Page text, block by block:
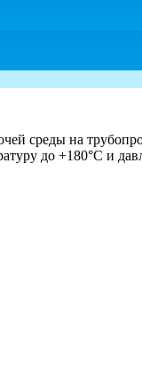
среды на
до +180°C и